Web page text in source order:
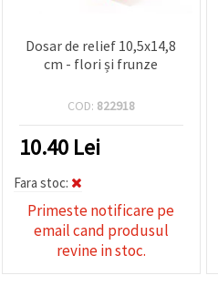
Dosar de relief 10,5x14,8
cm - flori și frunze
COD: 822918
10.40 Lei
Fara stoc:
Primeste notificare pe
email cand produsul
revine in stoc.